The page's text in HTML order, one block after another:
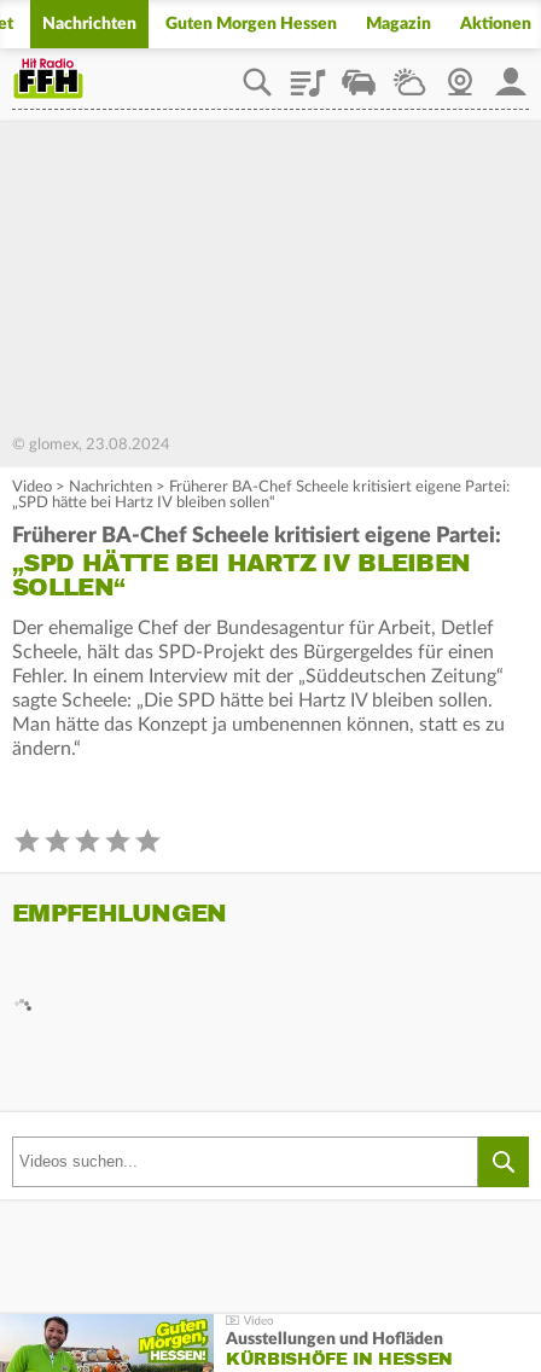
Nachrichten Guten Morgen Hessen Magazin Aktionen
PlaylistStaupilotWetterWebcam
© glomex, 23.08.2024
Video > Nachrichten > Früherer BA-Chef Scheele kritisiert eigene Partei:
„SPD hätte bei Hartz IV bleiben sollen“
Früherer BA-Chef Scheele kritisiert eigene Partei:
„SPD HÄTTE BEI HARTZ IV BLEIBEN
SOLLEN“
Der ehemalige Chef der Bundesagentur für Arbeit, Detlef
Scheele, hält das SPD-Projekt des Bürgergeldes für einen
Fehler. In einem Interview mit der „Süddeutschen Zeitung“
sagte Scheele: „Die SPD hätte bei Hartz IV bleiben sollen.
Man hätte das Konzept ja umbenennen können, statt es zu
ändern.“
EMPFEHLUNGEN
Ausstellungen und Hofläden
KÜRBISHÖFE IN HESSEN